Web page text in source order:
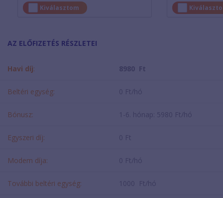
Kiválasztom
AZ ELŐFIZETÉS RÉSZLETEI
Havi díj: 8980 Ft
Beltéri egység: 0 Ft/hó
Bónusz: 1-6. hónap: 5980 Ft/hó
Egyszeri díj: 0 Ft
Modem díja: 0 Ft/hó
További beltéri egység: 1000 Ft/hó